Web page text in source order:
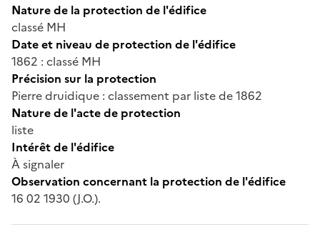
Nature de la protection de l'édifice
classé MH
Date et niveau de protection de l'édifice
1862 : classé MH
Précision sur la protection
Pierre druidique : classement par liste de 1862
Nature de l'acte de protection
liste
Intérêt de l'édifice
À signaler
Observation concernant la protection de l'édifice
16 02 1930 (J.O.).